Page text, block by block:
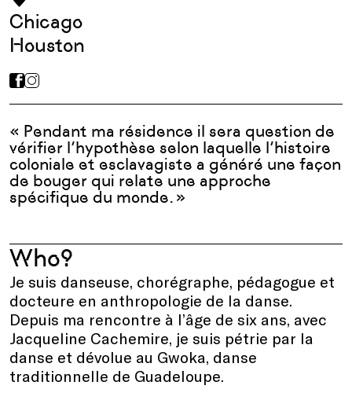
Chicago
Houston
« Pendant ma résidence il sera question de
vérifier l’hypothèse selon laquelle l’histoire
coloniale et esclavagiste a généré une façon
de bouger qui relate une approche
spécifique du monde. »
Who?
Je suis danseuse, chorégraphe, pédagogue et
docteure en anthropologie de la danse.
Depuis ma rencontre à l’âge de six ans, avec
Jacqueline Cachemire, je suis pétrie par la
danse et dévolue au Gwoka, danse
traditionnelle de Guadeloupe.